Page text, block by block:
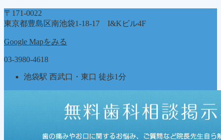
ゴ
リ
〒171-0022
東京都豊島区南池袋1-18-17 I&Kビル4F
Google Mapをみる
03-3980-4618
池袋駅 西武口・東口 徒歩1分